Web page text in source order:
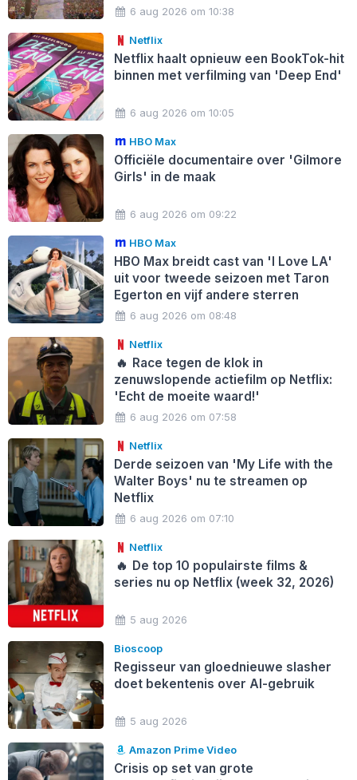
6 aug 2026 om 10:38
Netflix
Netflix haalt opnieuw een BookTok-hit
binnen met verfilming van 'Deep End'
6 aug 2026 om 10:05
HBO Max
Officiële documentaire over 'Gilmore
Girls' in de maak
6 aug 2026 om 09:22
HBO Max
HBO Max breidt cast van 'I Love LA'
uit voor tweede seizoen met Taron
Egerton en vijf andere sterren
6 aug 2026 om 08:48
Netflix
🔥 Race tegen de klok in
zenuwslopende actiefilm op Netflix:
'Echt de moeite waard!'
6 aug 2026 om 07:58
Netflix
Derde seizoen van 'My Life with the
Walter Boys' nu te streamen op
Netflix
6 aug 2026 om 07:10
Netflix
🔥 De top 10 populairste films &
series nu op Netflix (week 32, 2026)
5 aug 2026
Bioscoop
Regisseur van gloednieuwe slasher
doet bekentenis over AI-gebruik
5 aug 2026
Amazon Prime Video
Crisis op set van grote